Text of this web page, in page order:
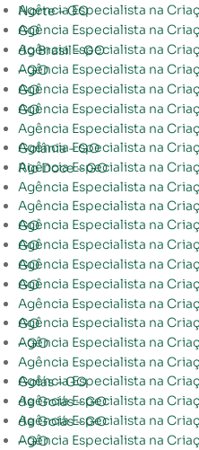
Agência Especialista na Criação de Site em Alvorada do Norte – GO
Agência Especialista na Criação de Site em Amaralina – GO
Agência Especialista na Criação de Site em Americano do Brasil – GO
Agência Especialista na Criação de Site em Amorinópolis – GO
Agência Especialista na Criação de Site em Anápolis – GO
Agência Especialista na Criação de Site em Anhanguera – GO
Agência Especialista na
Agência Especialista na Criação de Site em Aparecida de Goiânia – GO
Agência Especialista na Criação de Site em Aparecida do Rio Doce – GO
Agência Especialista na
Agência Especialista na
Agência Especialista na Criação de Site em Aragarças – GO
Agência Especialista na Criação de Site em Aragoiânia – GO
Agência Especialista na Criação de Site em Araguapaz – GO
Agência Especialista na Criação de Site em Arenópolis – GO
Agência Especialista na
Agência Especialista na Criação de Site em Aurilândia – GO
Agência Especialista na Criação de Site em Avelinópolis – GO
Agência Especialista na
Agência Especialista na Criação de Site em Bela Vista de Goiás – GO
Agência Especialista na Criação de Site em Bom Jardim de Goiás – GO
Agência Especialista na Criação de Site em Bom Jesus de Goiás – GO
Agência Especialista na Criação de Site em Bonfinópolis – GO